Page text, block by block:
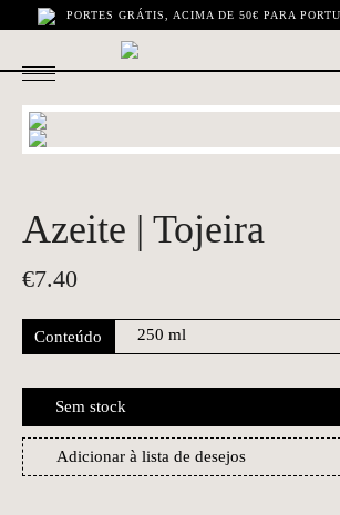
PORTES GRÁTIS, ACIMA DE 50€ PARA
Azeite | Tojeira
€7.40
Conteúdo
Sem stock
Adicionar à lista de desejos